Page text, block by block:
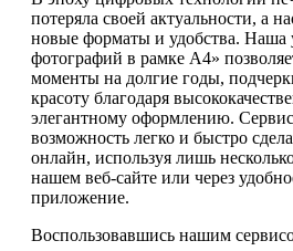
потеряла своей актуальности, а
новые форматы и удобства. Наша
фотографий в рамке А4»
моменты на долгие годы,
красоту благодаря
элегантному оформлению.
возможность легко и быстро
онлайн, используя лишь
нашем веб-сайте или через
приложение.
Воспользовавшись нашим